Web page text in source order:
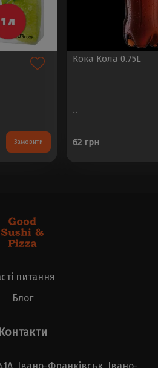
Замовити
Кока Кола 0.75L
..
62 грн
питання
Блог
Контакти
Івано-Франківськ, Івано-